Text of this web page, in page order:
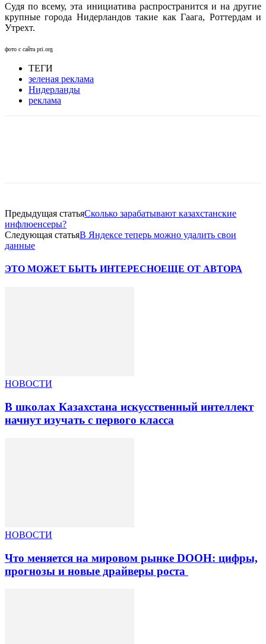
Судя по всему, эта инициатива распространится и на другие
крупные города Нидерландов такие как Гаага, Роттердам и
Утрехт.
фото с сайта pri.org
ТЕГИ
зеленая реклама
Нидерланды
реклама
Предыдущая статьяСколько зарабатывают казахстанские
инфлюенсеры?
Следующая статьяВ Яндексе теперь можно удалить свои
данные
ЭТО МОЖЕТ БЫТЬ ИНТЕРЕСНОЕЩЕ ОТ АВТОРА
НОВОСТИ
В школах Казахстана искусственный интеллект
начнут изучать с первого класса
НОВОСТИ
Что меняется на мировом рынке DOOH: цифры,
прогнозы и новые драйверы роста